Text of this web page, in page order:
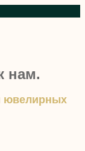
нам.
ювелирных